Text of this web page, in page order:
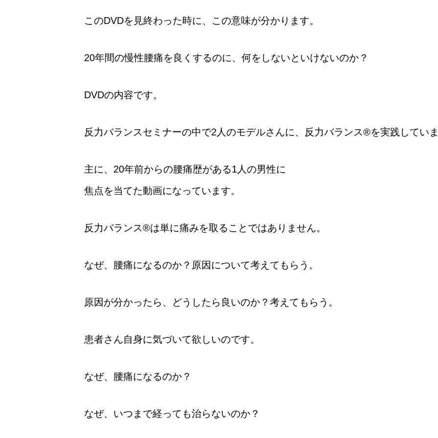
このDVDを見終わった時に、この意味が分かります。
20年間の慢性腰痛を良くするのに、何をしないといけないのか？
DVDの内容です。
反力バランスセミナーの中で2人のモデルさんに、反力バランス®を実践してい
主に、20年前からの腰痛歴がある1人の男性に
焦点を当てた動画になっています。
反力バランス®は単に痛みを取ることではありません。
なぜ、腰痛になるのか？原因について考えてもらう。
原因が分かったら、どうしたら良いのか？考えてもらう。
患者さん自身に気づいて欲しいのです。
なぜ、腰痛になるのか？
なぜ、いつまで経っても治らないのか？